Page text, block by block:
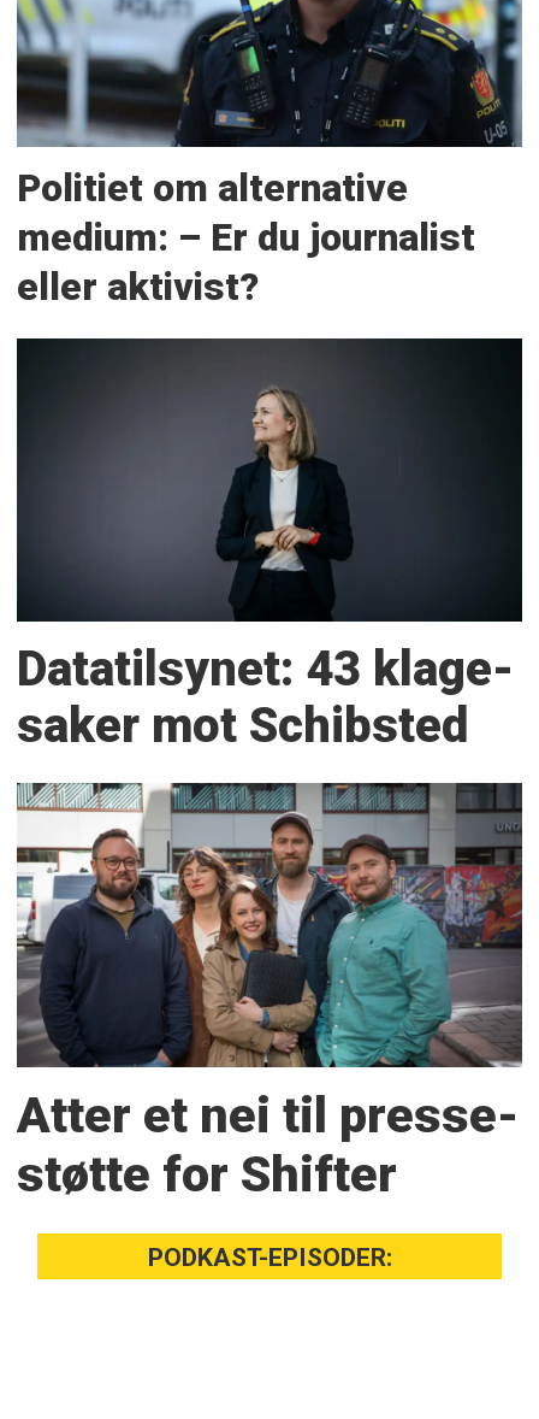
Politiet om alternative
medium: – Er du journalist
eller aktivist?
Datatilsynet: 43 klage­
saker mot Schibsted
Atter et nei til presse­
støtte for Shifter
PODKAST-EPISODER: